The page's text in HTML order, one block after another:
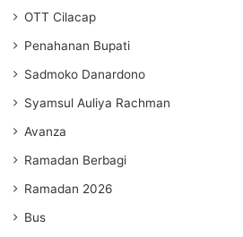
OTT Cilacap
Penahanan Bupati
Sadmoko Danardono
Syamsul Auliya Rachman
Avanza
Ramadan Berbagi
Ramadan 2026
Bus